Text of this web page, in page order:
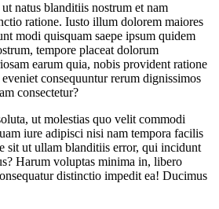
natus blanditiis nostrum et nam
ratione. Iusto illum dolorem maiores
modi quisquam saepe ipsum quidem
tempore placeat dolorum
earum quia, nobis provident ratione
consequuntur rerum dignissimos
consectetur?
ut molestias quo velit commodi
iure adipisci nisi nam tempora facilis
sit ut ullam blanditiis error, qui incidunt
Harum voluptas minima in, libero
distinctio impedit ea! Ducimus